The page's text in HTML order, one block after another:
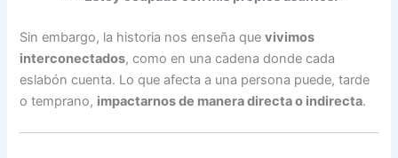
Sin embargo, la historia nos enseña quevivimos
interconectados, como en una cadena donde cada
eslabón cuenta. Lo que afecta a una persona puede, tarde
o temprano, impactarnos de manera directa o indirecta.